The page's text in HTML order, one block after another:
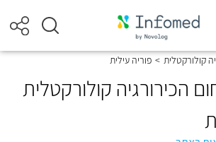
קולורקטלית > פוריה עילית
הכירורגיה קולורקטלית